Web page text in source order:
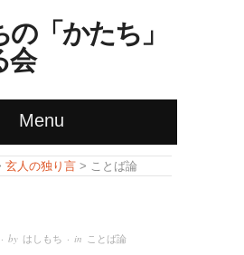
「かたち」
会
Menu
玄人の独り言 > ことば論
· by はしもち · in ことば論